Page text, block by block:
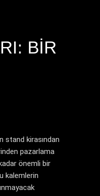
BIR
stand kirasından
pazarlama
önemli bir
kalemlerin